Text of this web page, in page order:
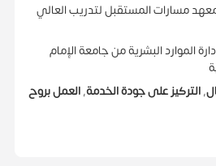
مسارات المستقبل لتدريب العالي
الموارد البشريةمنجامعة الإمام
,التركيز على جودة الخدمة,العمل بروح